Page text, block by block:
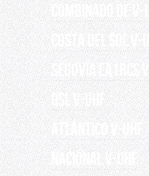
Combinado de V-
Costa del Sol V-
Segovia EA1RCS
QSL V-UHF
Atlántico V-UHF
Nacional V-UHF